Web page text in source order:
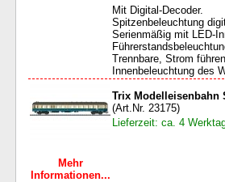
Mit Digital-Decoder.
Spitzenbeleuchtung
Serienmäßig mit LED-
Trennbare, Strom
Innenbeleuchtung des
Mehr
Informationen...
Trix Modelleisenbahn
(Art.Nr. 23175)
Lieferzeit: ca. 4